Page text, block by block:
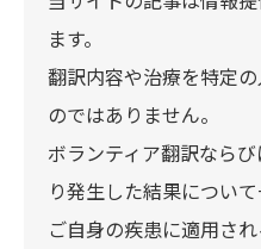
ます。
翻訳内容や治療を特定
のではありません。
ボランティア翻訳なら
り発生した結果につい
ご自身の疾患に適用さ